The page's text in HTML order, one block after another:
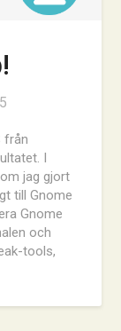
från
I
jag gjort
till Gnome
Gnome
och
tools,